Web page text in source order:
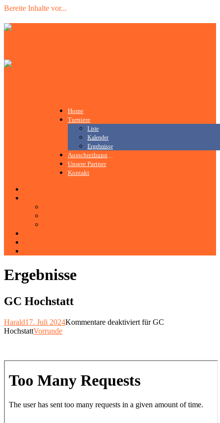
Bereite Inhalte vor...
Home
Turniere
Liste
Kalender
Ergebnisse
Ausschreibung
Unsere Partner
Kontakt
Ergebnisse
GC Hochstatt
Harald17. Juli 2024Kommentare deaktiviert für GC
HochstattVorrunde